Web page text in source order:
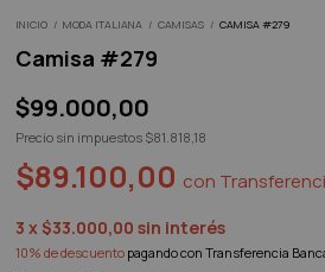
INICIO / MODA ITALIANA / CAMISAS / CAMISA #279
Camisa #279
$99.000,00
Precio sin impuestos $81.818,18
$89.100,00 con
3 x $33.000,00 sin interés
10% de descuento pagando con Transferencia